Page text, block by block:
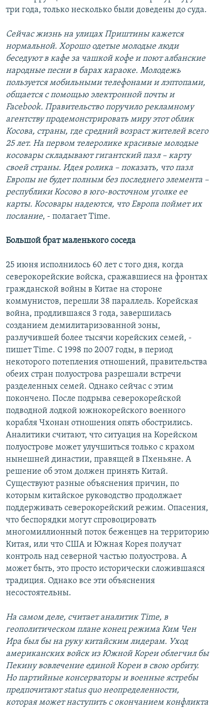
три года, только несколько были доведены до суда.
Сейчас жизнь на улицах Приштины кажется
нормальной. Хорошо одетые молодые люди
беседуют в кафе за чашкой кофе и поют албанские
народные песни в барах караоке. Молодежь
пользуется мобильными телефонами и лэптопами,
общается с помощью электронной почты и
Facebook. Правительство поручило рекламному
агентству продемонстрировать миру этот облик
Косова, страны, где средний возраст жителей всего
25 лет. На первом телеролике красивые молодые
косовары складывают гигантский пазл – карту
своей страны. Идея ролика – показать, что пазл
Европы не будет полным без последнего элемента –
республики Косово в юго-восточном уголке ее
карты. Косовары надеются, что Европа поймет их
послание, - полагает Time.
Большой брат маленького соседа
25 июня исполнилось 60 лет с того дня, когда
северокорейские войска, сражавшиеся на фронтах
гражданской войны в Китае на стороне
коммунистов, перешли 38 параллель. Корейская
война, продлившаяся 3 года, завершилась
созданием демилитаризованной зоны,
разлучившей более тысячи корейских семей, -
пишет Time. С 1998 по 2007 годы, в период
некоторого потепления отношений, правительства
обеих стран полуострова разрешали встречи
разделенных семей. Однако сейчас с этим
покончено. После подрыва северокорейской
подводной лодкой южнокорейского военного
корабля Чхонан отношения опять обострились.
Аналитики считают, что ситуация на Корейском
полуострове может улучшиться только с крахом
нынешней династии, правящей в Пхеньяне. А
решение об этом должен принять Китай.
Существуют разные объяснения причин, по
которым китайское руководство продолжает
поддерживать северокорейский режим. Опасения,
что беспорядки могут спровоцировать
многомиллионный поток беженцев на территорию
Китая, или что США и Южная Корея получат
контроль над северной частью полуострова. А
может быть, это просто исторически сложившаяся
традиция. Однако все эти объяснения
несостоятельны.
На самом деле, считает аналитик Time, в
геополитическом плане конец режима Ким Чен
Ира был бы на руку китайским лидерам. Уход
американских войск из Южной Кореи облегчил бы
Пекину вовлечение единой Кореи в свою орбиту.
Но партийные консерваторы и военные ястребы
предпочитают status quo неопределенности,
которая может наступить с окончанием конфликта